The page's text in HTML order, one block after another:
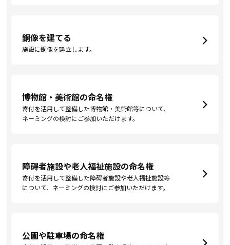
銅像を建てる
施設に銅像を建立します。
博物館・美術館の命名権
寄付を活用して整備した博物館・美術館等について、
ネーミングの検討にご参加いただけます。
障碍者施設や老人福祉施設の命名権
寄付を活用して整備した障碍者施設や老人福祉施設等
について、ネーミングの検討にご参加いただけます。
公園や駐車場の命名権